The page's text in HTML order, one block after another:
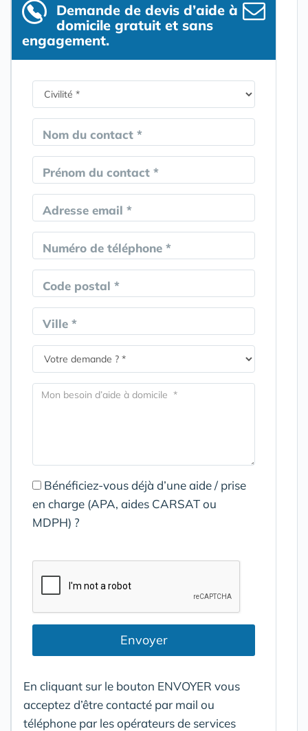
Demande de devis d’aide à
domicile gratuit et sans
engagement.
Nom du contact *
Prénom du contact *
Adresse email *
Numéro de téléphone *
Code postal *
Ville *
Bénéficiez-vous déjà d’une aide / prise
en charge (APA, aides CARSAT ou
MDPH) ?
Envoyer
En cliquant sur le bouton ENVOYER vous
acceptez d’être contacté par mail ou
téléphone par les opérateurs de services